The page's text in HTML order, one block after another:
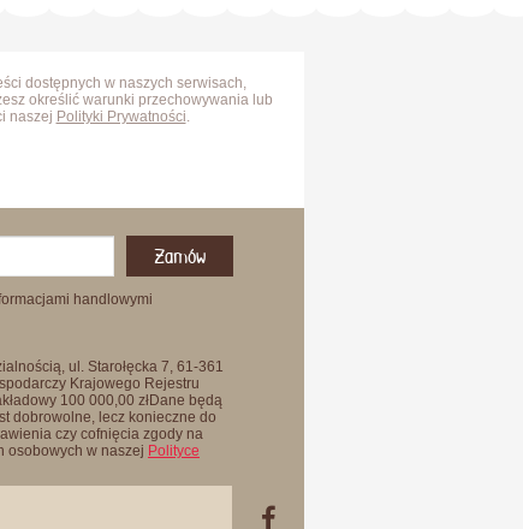
dostępnych w naszych serwisach,
określić warunki przechowywania lub
naszej Polityki Prywatności.
Zamów
handlowymi
ul. Starołęcka 7, 61-361
Krajowego Rejestru
100 000,00 złDane będą
dobrowolne, lecz konieczne do
czy cofnięcia zgody na
osobowych w naszej Polityce